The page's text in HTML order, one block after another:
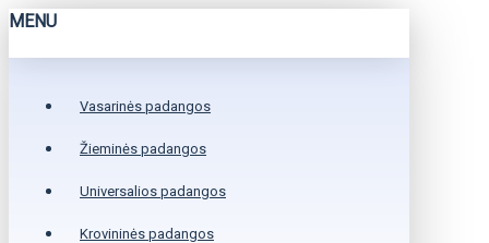
MENU
Vasarinės padangos
Žieminės padangos
Universalios padangos
Krovininės padangos